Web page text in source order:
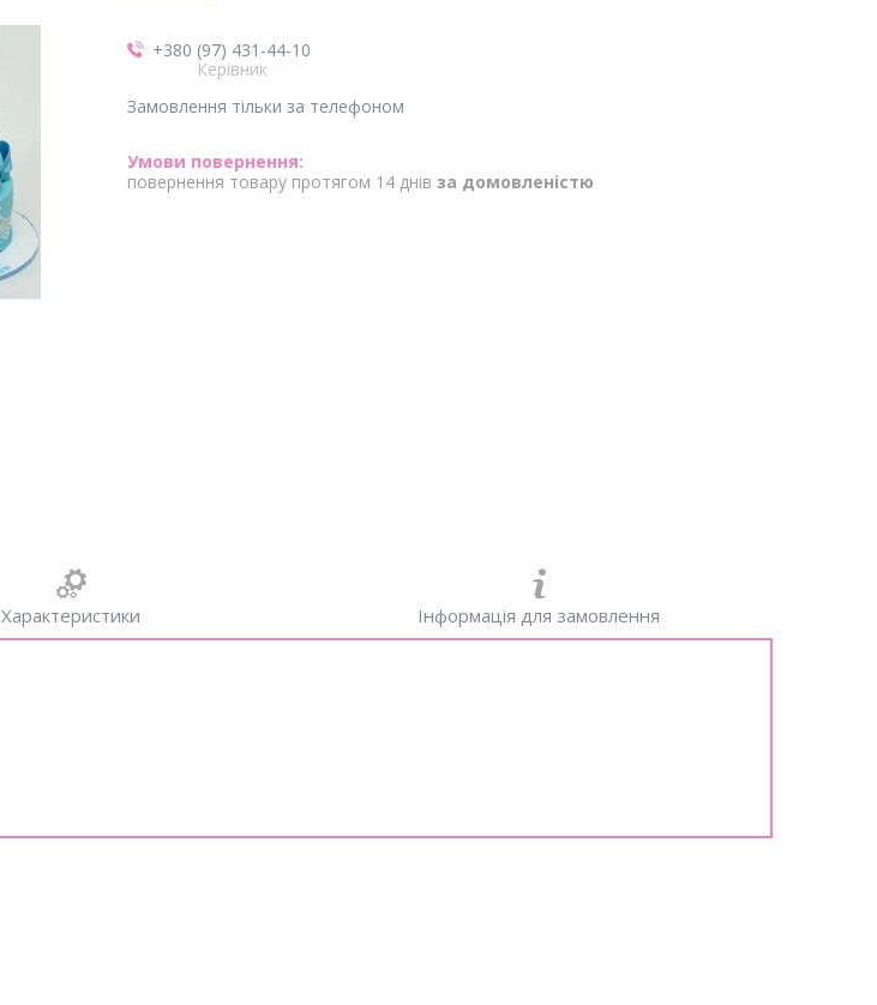
+380 (97) 431-44-10
Керівник
Замовлення тільки за телефоном
повернення товару протягом 14 днів за домовленістю
Характеристики Інформація для замовлення